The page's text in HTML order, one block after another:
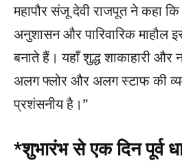
महापौर संजू देवी राजपूत ने कहा
अनुशासन और पारिवारिक माहौल
बनाते हैं। यहाँ शुद्ध शाकाहारी
अलग फ्लोर और अलग स्टाफ की
प्रशंसनीय है।”
*शुभारंभ से एक दिन पूर्व